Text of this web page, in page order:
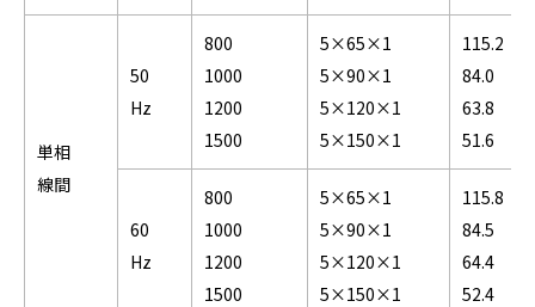
単相
線間
50
Hz
800
1000
1200
1500
5×65×1
5×90×1
5×120×1
5×150×1
115.2
84.0
63.8
51.6
60
Hz
800
1000
1200
1500
5×65×1
5×90×1
5×120×1
5×150×1
115.8
84.5
64.4
52.4